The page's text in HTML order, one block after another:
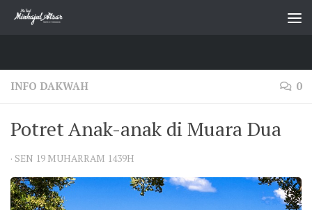
Skip to content
INFO DAKWAH 0
Potret Anak-anak di Muara Dua
· SEN 19 MUHARRAM 1439H